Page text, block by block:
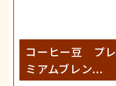
コーヒー豆 プレ
ミアムブレン...